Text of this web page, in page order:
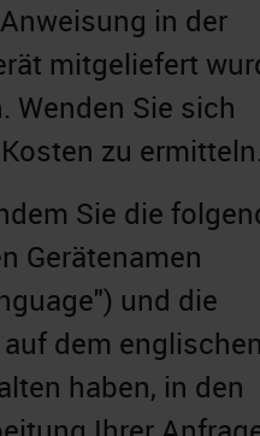
in der
mitgeliefert
Wenden Sie sich
zu ermitteln.
Sie die
Gerätenamen
und die
dem englischen
haben, in den